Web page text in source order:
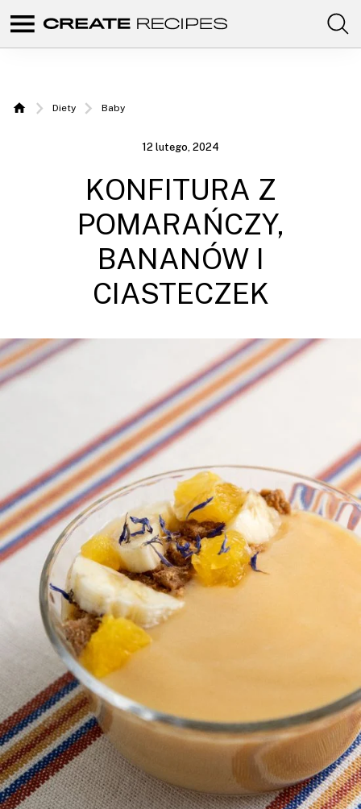
Create
Przepisy
z szefem
kuchni
Comunidad
con
tus
Home
Diety Baby
12 lutego, 2024
KONFITURA Z
POMARAŃCZY,
BANANÓW I
CIASTECZEK